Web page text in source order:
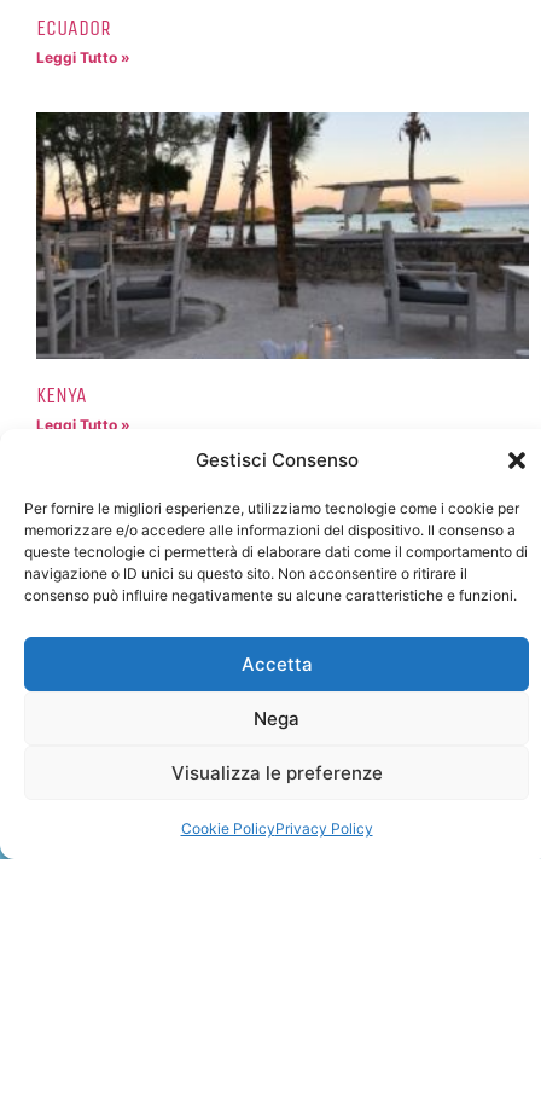
Gestisci Consenso
Per fornire le migliori esperienze, utilizziamo tecnologie come i cookie per
memorizzare e/o accedere alle informazioni del dispositivo. Il consenso a
queste tecnologie ci permetterà di elaborare dati come il comportamento di
navigazione o ID unici su questo sito. Non acconsentire o ritirare il
consenso può influire negativamente su alcune caratteristiche e funzioni.
Accetta
Nega
Visualizza le preferenze
Cookie PolicyPrivacy Policy
ECUADOR
Leggi Tutto »
KENYA
Leggi Tutto »